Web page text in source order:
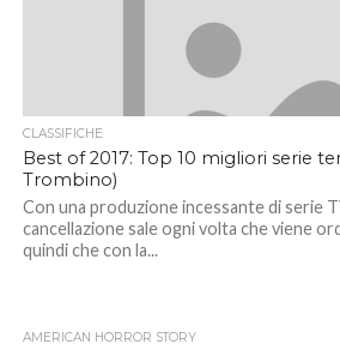
CLASSIFICHE
Best of 2017: Top 10 migliori serie
Trombino)
Con una produzione incessante di serie
cancellazione sale ogni volta che viene
quindi che con la...
AMERICAN HORROR STORY